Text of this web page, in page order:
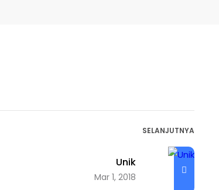
SELANJUTNYA
Unik
Mar 1, 2018